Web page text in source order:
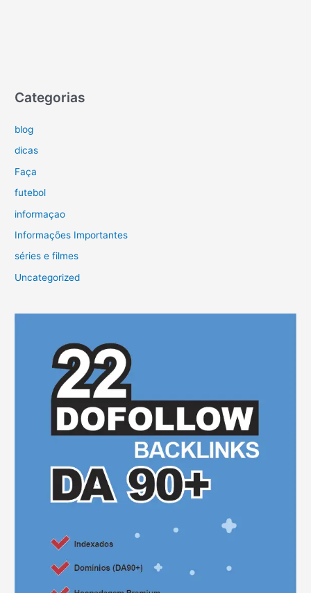
Categorias
blog
dicas
Faça
futebol
informaçao
Informações Importantes
séries e filmes
Uncategorized